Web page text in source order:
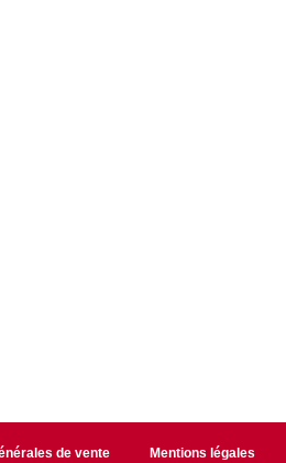
de vente Mentions légales